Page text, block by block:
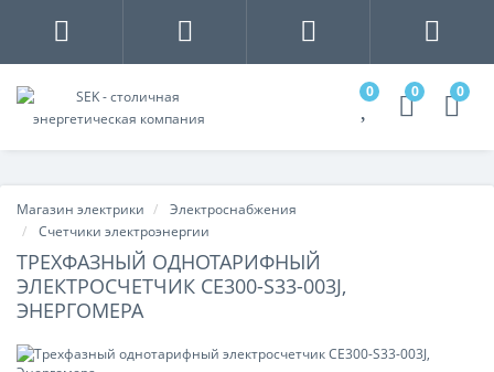
0 0 0
Магазин электрики
Электроснабжения
Счетчики электроэнергии
ТРЕХФАЗНЫЙ ОДНОТАРИФНЫЙ
ЭЛЕКТРОСЧЕТЧИК СЕ300-S33-003J,
ЭНЕРГОМЕРА